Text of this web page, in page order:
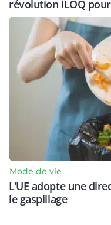
révolution iLOQ
Mode de vie
L’UE adopte une
le gaspillage